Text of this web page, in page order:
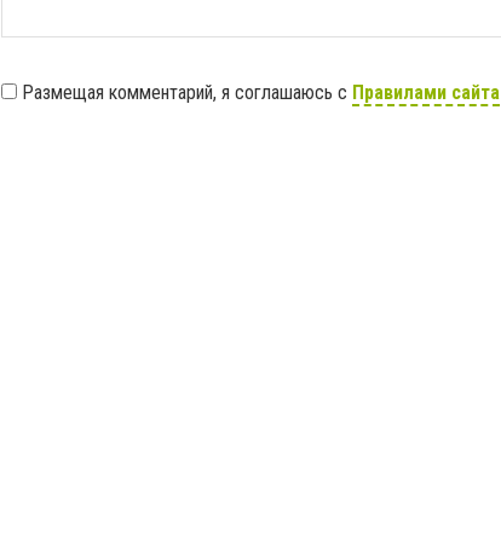
Размещая комментарий, я соглашаюсь с Правилами сайта